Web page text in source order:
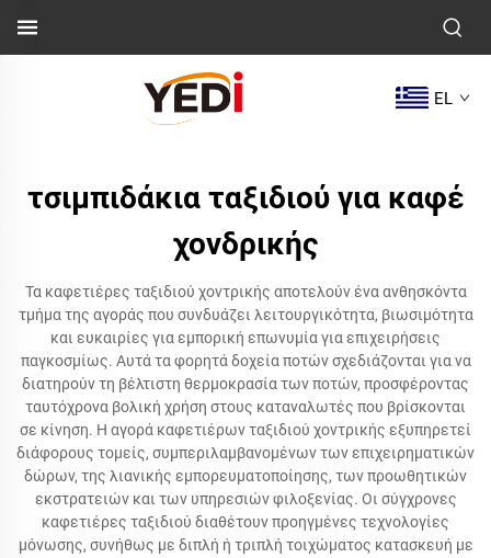
EL
τσιμπιδάκια ταξιδιού για καφέ
χονδρικής
Τα καφετιέρες ταξιδιού χοντρικής αποτελούν ένα ανθησκόντα
τμήμα της αγοράς που συνδυάζει λειτουργικότητα, βιωσιμότητα
και ευκαιρίες για εμπορική επωνυμία για επιχειρήσεις
παγκοσμίως. Αυτά τα φορητά δοχεία ποτών σχεδιάζονται για να
διατηρούν τη βέλτιστη θερμοκρασία των ποτών, προσφέροντας
ταυτόχρονα βολική χρήση στους καταναλωτές που βρίσκονται
σε κίνηση. Η αγορά καφετιέρων ταξιδιού χοντρικής εξυπηρετεί
διάφορους τομείς, συμπεριλαμβανομένων των επιχειρηματικών
δώρων, της λιανικής εμπορευματοποίησης, των προωθητικών
εκστρατειών και των υπηρεσιών φιλοξενίας. Οι σύγχρονες
καφετιέρες ταξιδιού διαθέτουν προηγμένες τεχνολογίες
μόνωσης, συνήθως με διπλή ή τριπλή τοιχώματος κατασκευή με